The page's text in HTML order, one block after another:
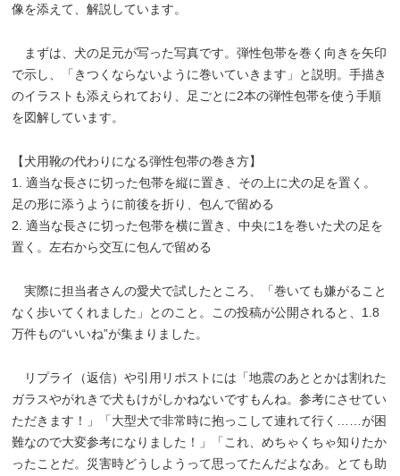
像を添えて、解説しています。
まずは、犬の足元が写った写真です。弾性包帯を巻く向きを矢印
で示し、「きつくならないように巻いていきます」と説明。手描き
のイラストも添えられており、足ごとに2本の弾性包帯を使う手順
を図解しています。
【犬用靴の代わりになる弾性包帯の巻き方】
1. 適当な長さに切った包帯を縦に置き、その上に犬の足を置く。
足の形に添うように前後を折り、包んで留める
2. 適当な長さに切った包帯を横に置き、中央に1を巻いた犬の足を
置く。左右から交互に包んで留める
実際に担当者さんの愛犬で試したところ、「巻いても嫌がること
なく歩いてくれました」とのこと。この投稿が公開されると、1.8
万件もの“いいね”が集まりました。
リプライ（返信）や引用リポストには「地震のあととかは割れた
ガラスやがれきで犬もけがしかねないですもんね。参考にさせてい
ただきます！」「大型犬で非常時に抱っこして連れて行く……が困
難なので大変参考になりました！」「これ、めちゃくちゃ知りたか
ったことだ。災害時どうしようって思ってたんだよなあ。とても助